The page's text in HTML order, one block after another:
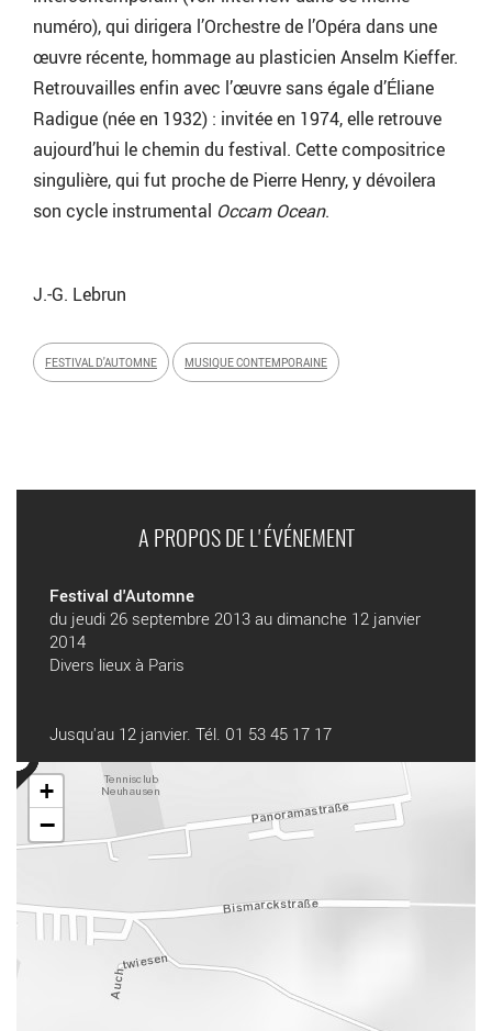
numéro), qui dirigera l’Orchestre de l’Opéra dans une
œuvre récente, hommage au plasticien Anselm Kieffer.
Retrouvailles enfin avec l’œuvre sans égale d’Éliane
Radigue (née en 1932) : invitée en 1974, elle retrouve
aujourd’hui le chemin du festival. Cette compositrice
singulière, qui fut proche de Pierre Henry, y dévoilera
son cycle instrumental Occam Ocean.
J.-G. Lebrun
FESTIVAL D'AUTOMNE MUSIQUE CONTEMPORAINE
A PROPOS DE L'ÉVÉNEMENT
Festival d'Automne
du jeudi 26 septembre 2013 au dimanche 12 janvier
2014
Divers lieux à Paris
Jusqu'au 12 janvier. Tél. 01 53 45 17 17
+
−